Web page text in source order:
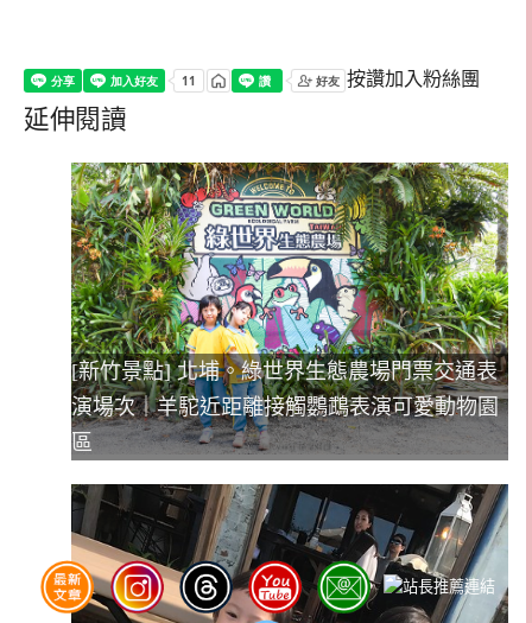
按讚加入粉絲團
延伸閱讀
[新竹景點] 北埔。綠世界生態農場門票交通表
演場次｜羊駝近距離接觸鸚鵡表演可愛動物園
區